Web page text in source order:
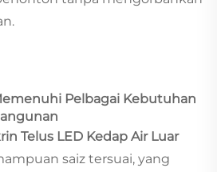
Pelbagai Kebutuhan
Telus LED Kedap Air Luar
saiz tersuai, yang